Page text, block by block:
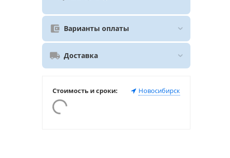
Варианты оплаты
Доставка
Стоимость и сроки: Новосибирск